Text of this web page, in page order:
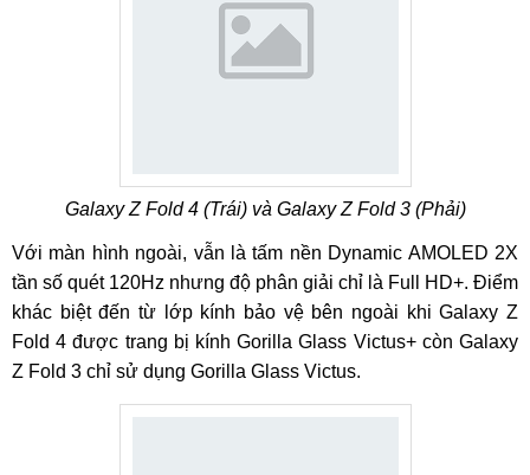
Galaxy Z Fold 4 (Trái) và Galaxy Z Fold 3 (Phải)
Với màn hình ngoài, vẫn là tấm nền Dynamic AMOLED 2X
tần số quét 120Hz nhưng độ phân giải chỉ là Full HD+. Điểm
khác biệt đến từ lớp kính bảo vệ bên ngoài khi Galaxy Z
Fold 4 được trang bị kính Gorilla Glass Victus+ còn Galaxy
Z Fold 3 chỉ sử dụng Gorilla Glass Victus.